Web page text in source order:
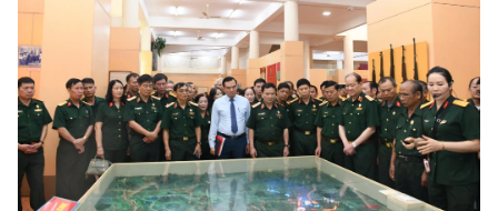
Media Môi trường
Ảnh
Infographic
TIN MỚI